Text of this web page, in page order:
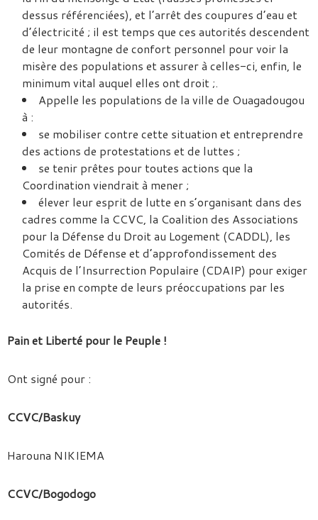
dessus référenciées), et l’arrêt des coupures d’eau et
d’électricité ; il est temps que ces autorités descendent
de leur montagne de confort personnel pour voir la
misère des populations et assurer à celles-ci, enfin, le
minimum vital auquel elles ont droit ;.
Appelle les populations de la ville de Ouagadougou
à :
se mobiliser contre cette situation et entreprendre
des actions de protestations et de luttes ;
se tenir prêtes pour toutes actions que la
Coordination viendrait à mener ;
élever leur esprit de lutte en s’organisant dans des
cadres comme la CCVC, la Coalition des Associations
pour la Défense du Droit au Logement (CADDL), les
Comités de Défense et d’approfondissement des
Acquis de l’Insurrection Populaire (CDAIP) pour exiger
la prise en compte de leurs préoccupations par les
autorités.
Pain et Liberté pour le Peuple !
Ont signé pour :
CCVC/Baskuy
Harouna NIKIEMA
CCVC/Bogodogo